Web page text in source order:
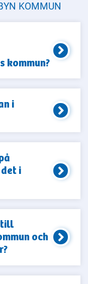
KOMMUN
kommun?
i
i
till
och